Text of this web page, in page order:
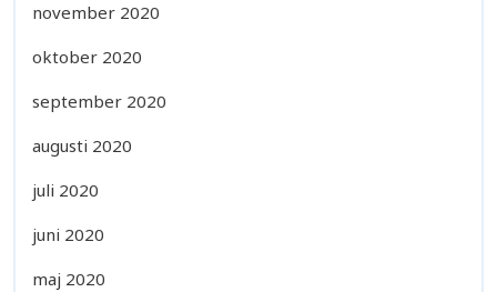
november 2020
oktober 2020
september 2020
augusti 2020
juli 2020
juni 2020
maj 2020